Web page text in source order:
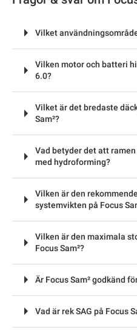
Vilket
Vilken motor och batteri
6.0?
Vilket är det bredaste
Sam²?
Vad betyder det att
med hydroforming?
Vilken är den
systemvikten på Focus
Vilken är den maximala
Focus Sam²?
Är Focus Sam² godkänd
Vad är rek SAG på Focus